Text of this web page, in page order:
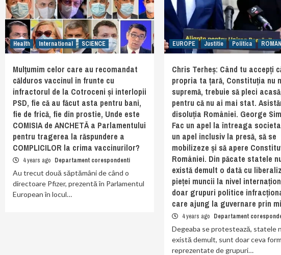
Health International SCIENCE
Mulțumim celor care au recomandat
călduros vaccinul în frunte cu
infractorul de la Cotroceni și interlopii
PSD, fie că au făcut asta pentru bani,
fie de frică, fie din prostie, Unde este
COMISIA de ANCHETĂ a Parlamentului
pentru tragerea la răspundere a
COMPLICILOR la crima vaccinurilor?
4 years ago Departament corespondenti
Au trecut două săptămâni de când o
directoare Pfizer, prezentă în Parlamentul
European în locul…
EUROPE Justitie Politica
Chris Terheș: Când tu accepți
propria ta țară, Constituția nu
supremă, trebuie să pleci
pentru că nu ai mai stat.
disoluția României. George
Fac un apel la întreaga
un apel inclusiv la presă, să se
mobilizeze și să apere
României. Din păcate statele
există demult o dată cu
pieței muncii la nivel
doar grupuri politice
care ajung la guvernare prin
4 years ago Departament
Degeaba se protestează, statele
există demult, sunt doar ceva
reprezentate de grupuri…